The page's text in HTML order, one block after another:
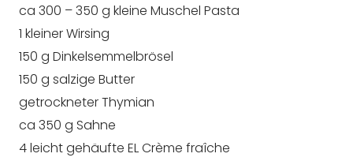
ca 300 – 350 g kleine Muschel Pasta
1 kleiner Wirsing
150 g Dinkelsemmelbrösel
150 g salzige Butter
getrockneter Thymian
ca 350 g Sahne
4 leicht gehäufte EL Crème fraîche